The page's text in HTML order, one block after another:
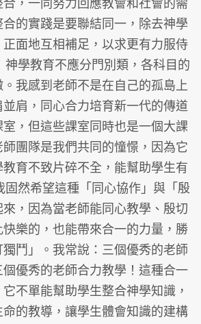
的實踐是要聯結同一，除去神學
面地互相補足，以求更有力服侍
神學教育不應分門別類，各科目的
我感到老師不是在自己的孤島上
肩，同心合力培育新一代的傳道
，但這些課室同時也是一個大課
團隊是我們共同的憧憬，因為它
育不致片碎不全，能幫助學生有
固然希望這種「同心協作」與「殷
，因為當老師能同心教學、殷切
樂的，也能帶來合一的力量，勝
鬥」。我常說：三個優秀的老師
優秀的老師合力教學！這種合一
不單能幫助學生整合神學知識，
的教導，讓學生體會知識的建構